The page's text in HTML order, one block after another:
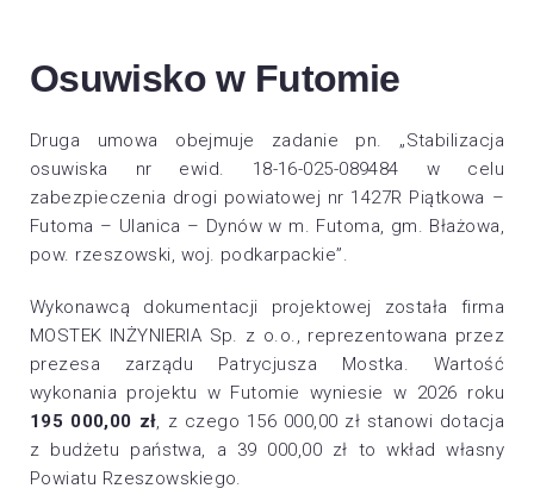
Osuwisko w Futomie
Druga umowa obejmuje zadanie pn. „Stabilizacja
osuwiska nr ewid. 18-16-025-089484 w celu
zabezpieczenia drogi powiatowej nr 1427R Piątkowa –
Futoma – Ulanica – Dynów w m. Futoma, gm. Błażowa,
pow. rzeszowski, woj. podkarpackie”.
Wykonawcą dokumentacji projektowej została firma
MOSTEK INŻYNIERIA Sp. z o.o., reprezentowana przez
prezesa zarządu Patrycjusza Mostka. Wartość
wykonania projektu w Futomie wyniesie w 2026 roku
195 000,00 zł, z czego 156 000,00 zł stanowi dotacja
z budżetu państwa, a 39 000,00 zł to wkład własny
Powiatu Rzeszowskiego.